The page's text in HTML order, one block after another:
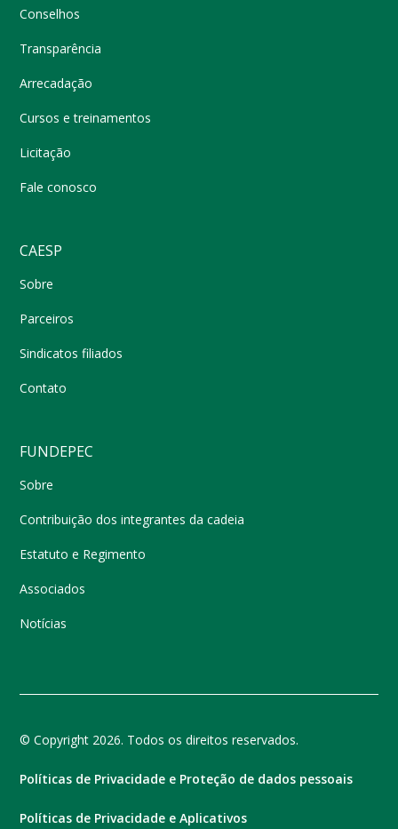
Conselhos
Transparência
Arrecadação
Cursos e treinamentos
Licitação
Fale conosco
CAESP
Sobre
Parceiros
Sindicatos filiados
Contato
FUNDEPEC
Sobre
Contribuição dos integrantes da cadeia
Estatuto e Regimento
Associados
Notícias
© Copyright 2026. Todos os direitos reservados.
Políticas de Privacidade e Proteção de dados pessoais
Políticas de Privacidade e Aplicativos